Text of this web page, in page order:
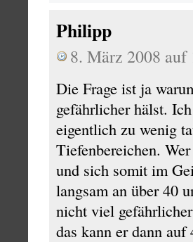
Philipp
8. März 2008 auf
Die Frage ist ja
gefährlicher hälst.
eigentlich zu wenig
Tiefenbereichen.
und sich somit im
langsam an über 40
nicht viel
das kann er dann